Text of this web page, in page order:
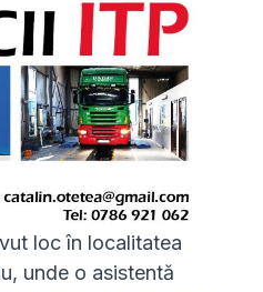
loc în localitatea
unde o asistentă